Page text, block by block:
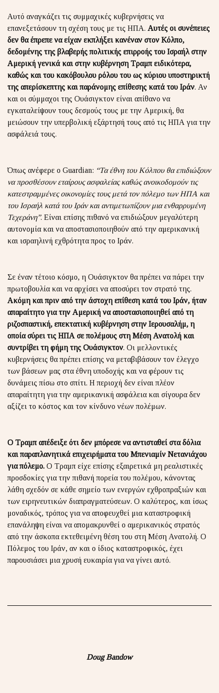
Αυτό αναγκάζει τις συμμαχικές κυβερνήσεις να
επανεξετάσουν τη σχέση τους με τις ΗΠΑ. Αυτές οι συνέπειες
δεν θα έπρεπε να είχαν εκπλήξει κανέναν στον Κόλπο,
δεδομένης της βλαβερής πολιτικής επιρροής του Ισραήλ στην
Αμερική γενικά και στην κυβέρνηση Τραμπ ειδικότερα,
καθώς και του κακόβουλου ρόλου του ως κύριου υποστηρικτή
της απερίσκεπτης και παράνομης επίθεσης κατά του Ιράν. Αν
και οι σύμμαχοι της Ουάσιγκτον είναι απίθανο να
εγκαταλείψουν τους δεσμούς τους με την Αμερική, θα
μειώσουν την υπερβολική εξάρτησή τους από τις ΗΠΑ για την
ασφάλειά τους.
Όπως ανέφερε ο Guardian: “Τα έθνη του Κόλπου θα επιδιώξουν
να προσθέσουν εταίρους ασφαλείας καθώς ανοικοδομούν τις
κατεστραμμένες οικονομίες τους μετά τον πόλεμο των ΗΠΑ και
του Ισραήλ κατά του Ιράν και αντιμετωπίζουν μια ενθαρρυμένη
Τεχεράνη”. Είναι επίσης πιθανό να επιδιώξουν μεγαλύτερη
αυτονομία και να αποστασιοποιηθούν από την αμερικανική
και ισραηλινή εχθρότητα προς το Ιράν.
Σε έναν τέτοιο κόσμο, η Ουάσιγκτον θα πρέπει να πάρει την
πρωτοβουλία και να αρχίσει να αποσύρει τον στρατό της.
Ακόμη και πριν από την άστοχη επίθεση κατά του Ιράν, ήταν
απαραίτητο για την Αμερική να αποστασιοποιηθεί από τη
ριζοσπαστική, επεκτατική κυβέρνηση στην Ιερουσαλήμ, η
οποία σύρει τις ΗΠΑ σε πολέμους στη Μέση Ανατολή και
συντρίβει τη φήμη της Ουάσιγκτον. Οι μελλοντικές
κυβερνήσεις θα πρέπει επίσης να μεταβιβάσουν τον έλεγχο
των βάσεων μας στα έθνη υποδοχής και να φέρουν τις
δυνάμεις πίσω στο σπίτι. Η περιοχή δεν είναι πλέον
απαραίτητη για την αμερικανική ασφάλεια και σίγουρα δεν
αξίζει το κόστος και τον κίνδυνο νέων πολέμων.
Ο Τραμπ απέδειξε ότι δεν μπόρεσε να αντισταθεί στα δόλια
και παραπλανητικά επιχειρήματα του Μπενιαμίν Νετανιάχου
για πόλεμο. Ο Τραμπ είχε επίσης εξαιρετικά μη ρεαλιστικές
προσδοκίες για την πιθανή πορεία του πολέμου, κάνοντας
λάθη σχεδόν σε κάθε σημείο των ενεργών εχθροπραξιών και
των ειρηνευτικών διαπραγματεύσεων. Ο καλύτερος, και ίσως
μοναδικός, τρόπος για να αποφευχθεί μια καταστροφική
επανάληψη είναι να απομακρυνθεί ο αμερικανικός στρατός
από την άσκοπα εκτεθειμένη θέση του στη Μέση Ανατολή. Ο
Πόλεμος του Ιράν, αν και ο ίδιος καταστροφικός, έχει
παρουσιάσει μια χρυσή ευκαιρία για να γίνει αυτό.
Doug Bandow